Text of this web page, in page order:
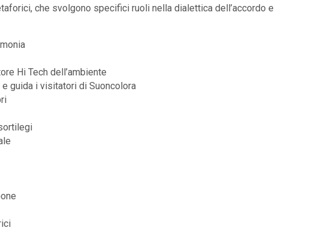
che svolgono specifici ruoli nella dialettica dell’accordo e
Hi Tech dell’ambiente
guida i visitatori di Suoncolora